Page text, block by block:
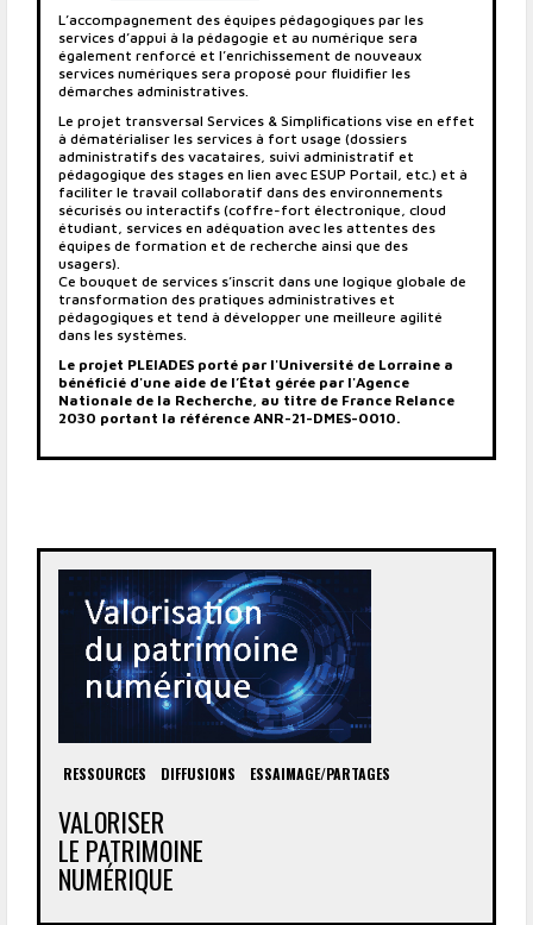
L’accompagnement des équipes pédagogiques par les
services d’appui à la pédagogie et au numérique sera
également renforcé et l’enrichissement de nouveaux
services numériques sera proposé pour fluidifier les
démarches administratives.
Le projet transversal Services & Simplifications vise en effet
à dématérialiser les services à fort usage (dossiers
administratifs des vacataires, suivi administratif et
pédagogique des stages en lien avec ESUP Portail, etc.) et à
faciliter le travail collaboratif dans des environnements
sécurisés ou interactifs (coffre-fort électronique, cloud
étudiant, services en adéquation avec les attentes des
équipes de formation et de recherche ainsi que des
usagers).
Ce bouquet de services s’inscrit dans une logique globale de
transformation des pratiques administratives et
pédagogiques et tend à développer une meilleure agilité
dans les systèmes.
Le projet PLEIADES porté par l'Université de Lorraine a
bénéficié d'une aide de l’État gérée par l'Agence
Nationale de la Recherche, au titre de France Relance
2030 portant la référence ANR-21-DMES-0010.
RESSOURCES DIFFUSIONS ESSAIMAGE/PARTAGES
VALORISER
LE PATRIMOINE
NUMÉRIQUE